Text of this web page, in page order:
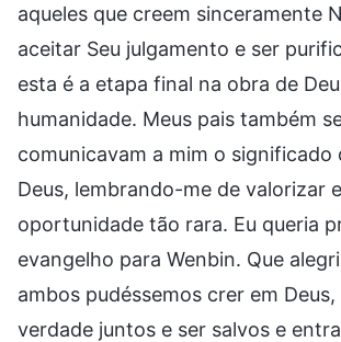
aqueles que creem sinceramente
aceitar Seu julgamento e ser
esta é a etapa final na obra de
humanidade. Meus pais também
comunicavam a mim o significado
Deus, lembrando-me de valorizar
oportunidade tão rara. Eu queria
evangelho para Wenbin. Que
ambos pudéssemos crer em Deus,
verdade juntos e ser salvos e